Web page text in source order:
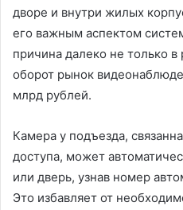
дворе и внутри жилых
его важным аспектом
причина далеко не только в
оборот рынок
млрд рублей.
Камера у подъезда,
доступа, может
или дверь, узнав номер
Это избавляет от